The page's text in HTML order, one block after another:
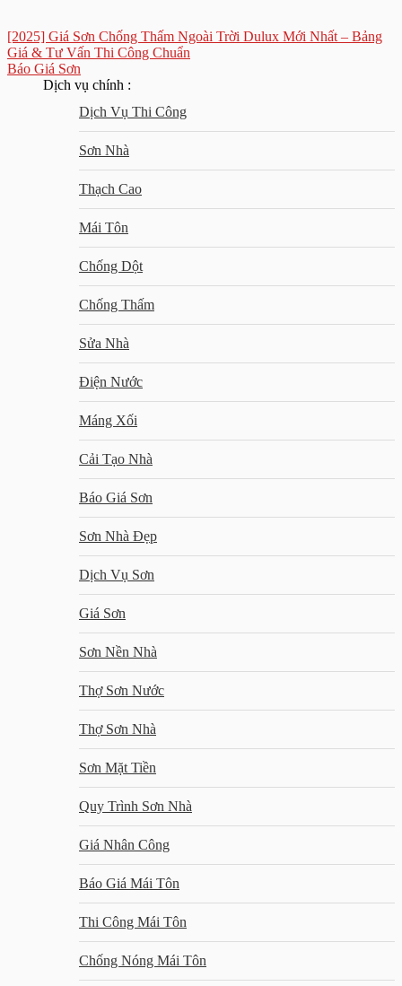
[2025] Giá Sơn Chống Thấm Ngoài Trời Dulux Mới Nhất – Bảng
Giá & Tư Vấn Thi Công Chuẩn
Báo Giá Sơn
Dịch vụ chính :
Dịch Vụ Thi Công
Sơn Nhà
Thạch Cao
Mái Tôn
Chống Dột
Chống Thấm
Sửa Nhà
Điện Nước
Máng Xối
Cải Tạo Nhà
Báo Giá Sơn
Sơn Nhà Đẹp
Dịch Vụ Sơn
Giá Sơn
Sơn Nền Nhà
Thợ Sơn Nước
Thợ Sơn Nhà
Sơn Mặt Tiền
Quy Trình Sơn Nhà
Giá Nhân Công
Báo Giá Mái Tôn
Thi Công Mái Tôn
Chống Nóng Mái Tôn